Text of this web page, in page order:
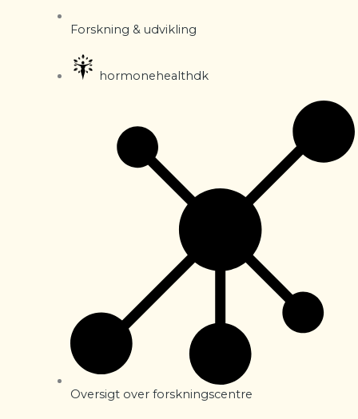
Forskning & udvikling
hormonehealthdk
Oversigt over forskningscentre